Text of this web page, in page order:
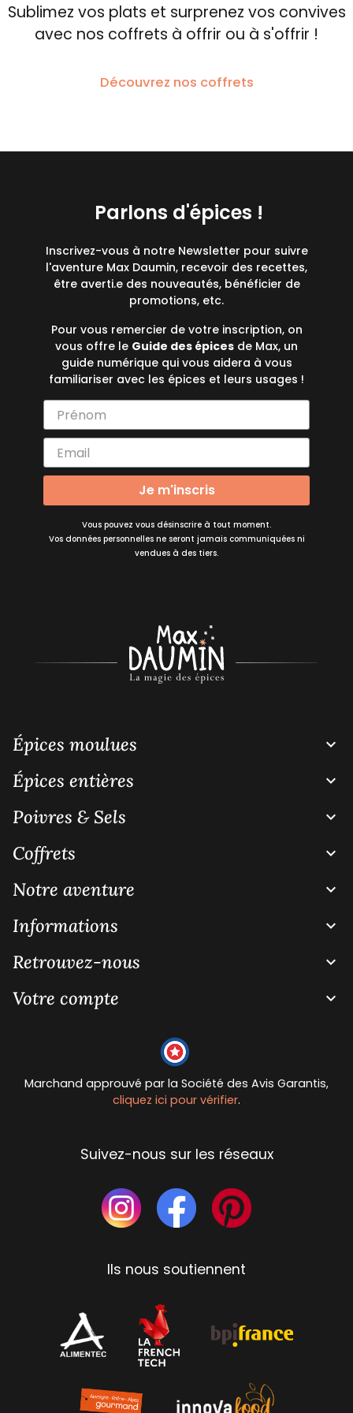
Sublimez vos plats et surprenez vos convives
avec nos coffrets à offrir ou à s'offrir !
Découvrez nos coffrets
Parlons d'épices !
Inscrivez-vous à notre Newsletter pour suivre
l'aventure Max Daumin, recevoir des recettes,
être averti.e des nouveautés, bénéficier de
promotions, etc.
Pour vous remercier de votre inscription, on
vous offre le Guide des épices de Max, un
guide numérique qui vous aidera à vous
familiariser avec les épices et leurs usages !
Je m'inscris
Vous pouvez vous désinscrire à tout moment.
Vos données personnelles ne seront jamais communiquées ni
vendues à des tiers.
Épices moulues 
Épices entières 
Poivres & Sels 
Coffrets 
Notre aventure 
Informations 
Retrouvez-nous 
Votre compte 
Marchand approuvé par la Société des Avis Garantis,
cliquez ici pour vérifier.
Suivez-nous sur les réseaux
Ils nous soutiennent